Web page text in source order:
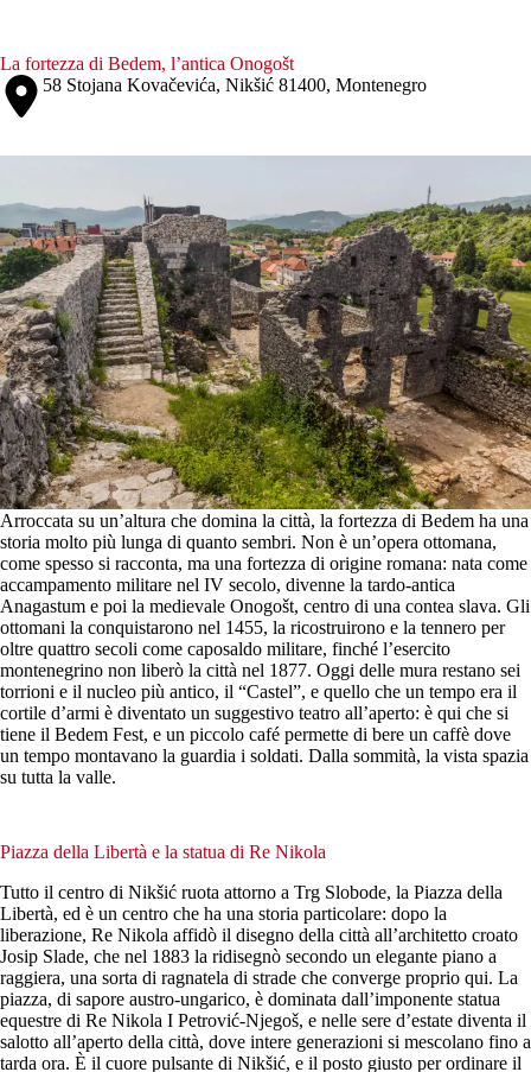
La fortezza di Bedem, l’antica Onogošt
58 Stojana Kovačevića, Nikšić 81400, Montenegro
Arroccata su un’altura che domina la città, la fortezza di Bedem ha una
storia molto più lunga di quanto sembri. Non è un’opera ottomana,
come spesso si racconta, ma una fortezza di origine romana: nata come
accampamento militare nel IV secolo, divenne la tardo-antica
Anagastum e poi la medievale Onogošt, centro di una contea slava. Gli
ottomani la conquistarono nel 1455, la ricostruirono e la tennero per
oltre quattro secoli come caposaldo militare, finché l’esercito
montenegrino non liberò la città nel 1877. Oggi delle mura restano sei
torrioni e il nucleo più antico, il “Castel”, e quello che un tempo era il
cortile d’armi è diventato un suggestivo teatro all’aperto: è qui che si
tiene il Bedem Fest, e un piccolo café permette di bere un caffè dove
un tempo montavano la guardia i soldati. Dalla sommità, la vista spazia
su tutta la valle.
Piazza della Libertà e la statua di Re Nikola
Tutto il centro di Nikšić ruota attorno a Trg Slobode, la Piazza della
Libertà, ed è un centro che ha una storia particolare: dopo la
liberazione, Re Nikola affidò il disegno della città all’architetto croato
Josip Slade, che nel 1883 la ridisegnò secondo un elegante piano a
raggiera, una sorta di ragnatela di strade che converge proprio qui. La
piazza, di sapore austro-ungarico, è dominata dall’imponente statua
equestre di Re Nikola I Petrović-Njegoš, e nelle sere d’estate diventa il
salotto all’aperto della città, dove intere generazioni si mescolano fino a
tarda ora. È il cuore pulsante di Nikšić, e il posto giusto per ordinare il